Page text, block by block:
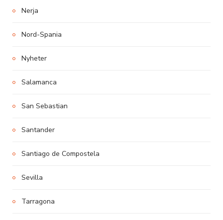
Nerja
Nord-Spania
Nyheter
Salamanca
San Sebastian
Santander
Santiago de Compostela
Sevilla
Tarragona